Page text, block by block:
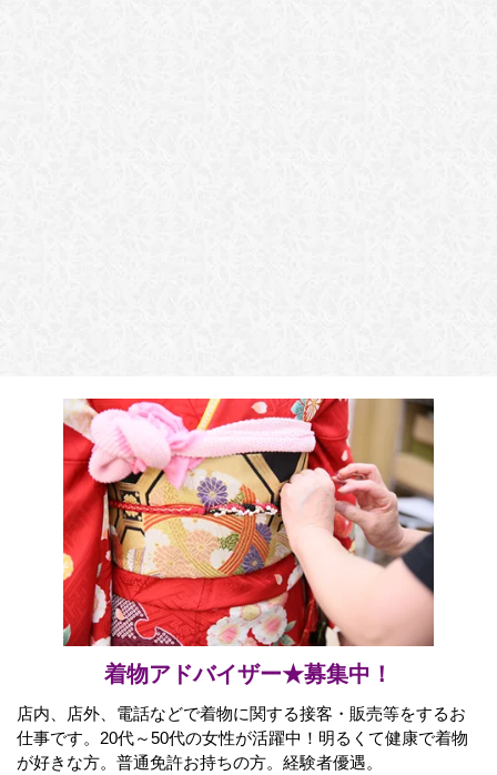
着物アドバイザー★募集中！
店内、店外、電話などで着物に関する接客・販売等をするお
仕事です。20代～50代の女性が活躍中！明るくて健康で着物
が好きな方。普通免許お持ちの方。経験者優遇。